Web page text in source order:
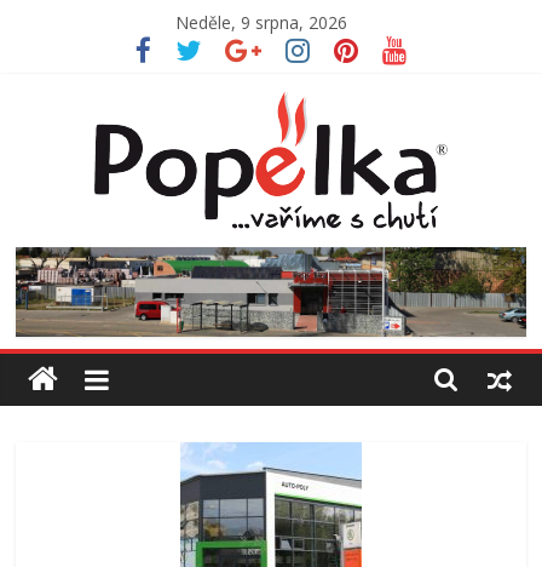
Neděle, 9 srpna, 2026
Jídelna
Popelka
Vaříme
s